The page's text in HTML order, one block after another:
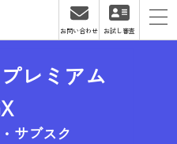
お問い合わせ お試し審査
レミアム
サブスク